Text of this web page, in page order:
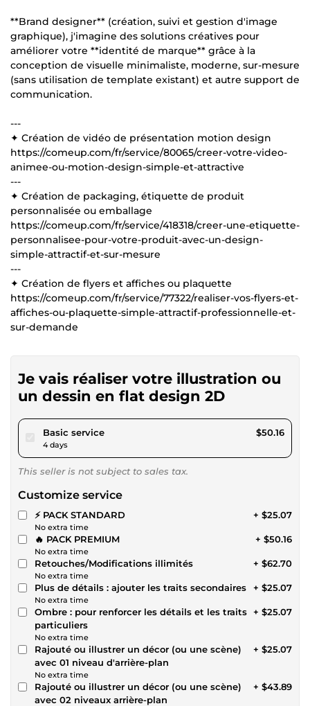
**Brand designer** (création, suivi et gestion d'image
graphique), j'imagine des solutions créatives pour
améliorer votre **identité de marque** grâce à la
conception de visuelle minimaliste, moderne, sur-mesure
(sans utilisation de template existant) et autre support de
communication.
---
✦ Création de vidéo de présentation motion design
https://comeup.com/fr/service/80065/creer-votre-video-
animee-ou-motion-design-simple-et-attractive
---
✦ Création de packaging, étiquette de produit
personnalisée ou emballage
https://comeup.com/fr/service/418318/creer-une-etiquette-
personnalisee-pour-votre-produit-avec-un-design-
simple-attractif-et-sur-mesure
---
✦ Création de flyers et affiches ou plaquette
https://comeup.com/fr/service/77322/realiser-vos-flyers-et-
affiches-ou-plaquette-simple-attractif-professionnelle-et-
sur-demande
Je vais réaliser votre illustration ou
un dessin en flat design 2D
Basic servicepour $46.23
4 days
$50.16
This seller is not subject to sales tax.
Customize service
⚡ PACK STANDARD
No extra time
+ $25.07
🔥 PACK PREMIUM
No extra time
+ $50.16
Retouches/Modifications illimités
No extra time
+ $62.70
Plus de détails : ajouter les traits secondaires
No extra time
+ $25.07
Ombre : pour renforcer les détails et les traits
particuliers
No extra time
+ $25.07
Rajouté ou illustrer un décor (ou une scène)
avec 01 niveau d'arrière-plan
No extra time
+ $25.07
Rajouté ou illustrer un décor (ou une scène)
avec 02 niveaux arrière-plan
+ $43.89